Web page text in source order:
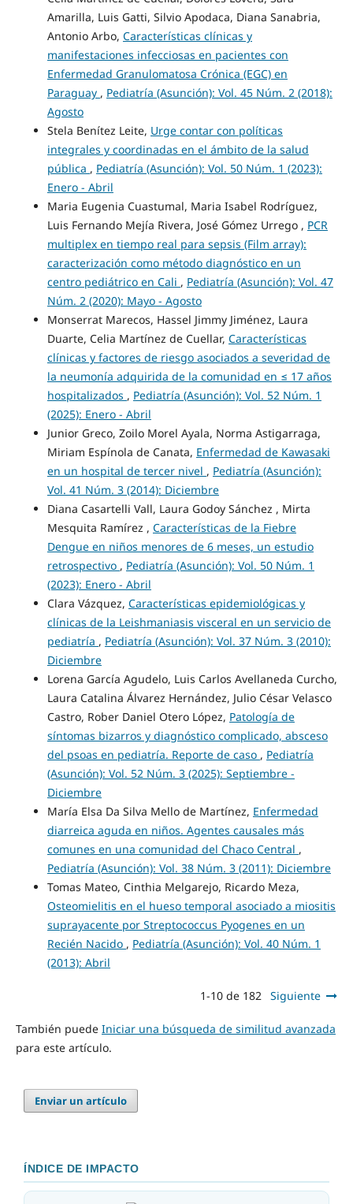
Amarilla, Luis Gatti, Silvio Apodaca, Diana Sanabria,
Antonio Arbo, Características clínicas y
manifestaciones infecciosas en pacientes con
Enfermedad Granulomatosa Crónica (EGC) en
Paraguay , Pediatría (Asunción): Vol. 45 Núm. 2 (2018):
Agosto
Stela Benítez Leite, Urge contar con políticas
integrales y coordinadas en el ámbito de la salud
pública , Pediatría (Asunción): Vol. 50 Núm. 1 (2023):
Enero - Abril
Maria Eugenia Cuastumal, Maria Isabel Rodríguez,
Luis Fernando Mejía Rivera, José Gómez Urrego , PCR
multiplex en tiempo real para sepsis (Film array):
caracterización como método diagnóstico en un
centro pediátrico en Cali , Pediatría (Asunción): Vol. 47
Núm. 2 (2020): Mayo - Agosto
Monserrat Marecos, Hassel Jimmy Jiménez, Laura
Duarte, Celia Martínez de Cuellar, Características
clínicas y factores de riesgo asociados a severidad de
la neumonía adquirida de la comunidad en ≤ 17 años
hospitalizados , Pediatría (Asunción): Vol. 52 Núm. 1
(2025): Enero - Abril
Junior Greco, Zoilo Morel Ayala, Norma Astigarraga,
Miriam Espínola de Canata, Enfermedad de Kawasaki
en un hospital de tercer nivel , Pediatría (Asunción):
Vol. 41 Núm. 3 (2014): Diciembre
Diana Casartelli Vall, Laura Godoy Sánchez , Mirta
Mesquita Ramírez , Características de la Fiebre
Dengue en niños menores de 6 meses, un estudio
retrospectivo , Pediatría (Asunción): Vol. 50 Núm. 1
(2023): Enero - Abril
Clara Vázquez, Características epidemiológicas y
clínicas de la Leishmaniasis visceral en un servicio de
pediatría , Pediatría (Asunción): Vol. 37 Núm. 3 (2010):
Diciembre
Lorena García Agudelo, Luis Carlos Avellaneda Curcho,
Laura Catalina Álvarez Hernández, Julio César Velasco
Castro, Rober Daniel Otero López, Patología de
síntomas bizarros y diagnóstico complicado, absceso
del psoas en pediatría. Reporte de caso , Pediatría
(Asunción): Vol. 52 Núm. 3 (2025): Septiembre -
Diciembre
María Elsa Da Silva Mello de Martínez, Enfermedad
diarreica aguda en niños. Agentes causales más
comunes en una comunidad del Chaco Central ,
Pediatría (Asunción): Vol. 38 Núm. 3 (2011): Diciembre
Tomas Mateo, Cinthia Melgarejo, Ricardo Meza,
Osteomielitis en el hueso temporal asociado a miositis
suprayacente por Streptococcus Pyogenes en un
Recién Nacido , Pediatría (Asunción): Vol. 40 Núm. 1
(2013): Abril
1-10 de 182 Siguiente
También puede Iniciar una búsqueda de similitud avanzada
para este artículo.
Enviar un artículo
ÍNDICE DE IMPACTO